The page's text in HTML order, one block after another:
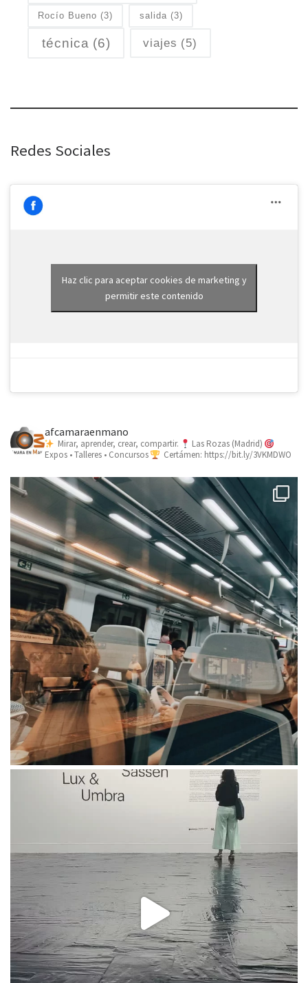
Rocío Bueno (3) salida (3)
técnica (6) viajes (5)
Redes Sociales
Haz clic para aceptar cookies de marketing y
permitir este contenido
afcamaraenmano
Mirar, aprender, crear, compartir.
Las Rozas (Madrid)
Expos • Talleres • Concursos
Certámen: https://bit.ly/3VKMDWO